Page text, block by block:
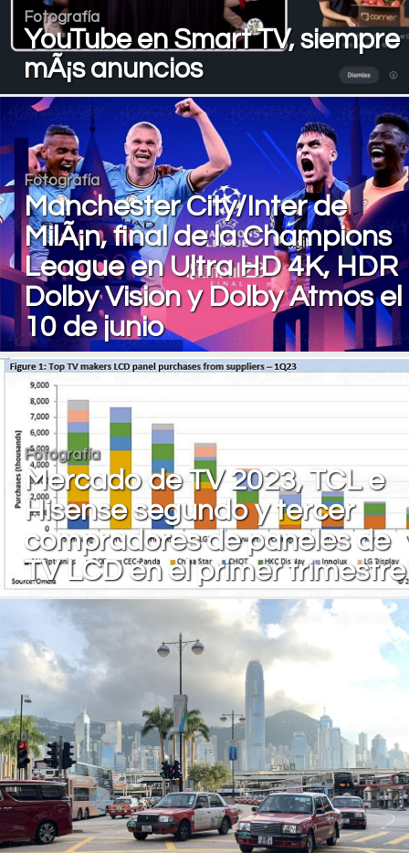
Fotografía
YouTube en Smart TV, siempre
mÃ¡s anuncios
Fotografía
Manchester City/Inter de
MilÃ¡n, final de la Champions
League en Ultra HD 4K, HDR
Dolby Vision y Dolby Atmos el
10 de junio
Fotografía
Mercado de TV 2023, TCL e
Hisense segundo y tercer
compradores de paneles de
TV LCD en el primer trimestre